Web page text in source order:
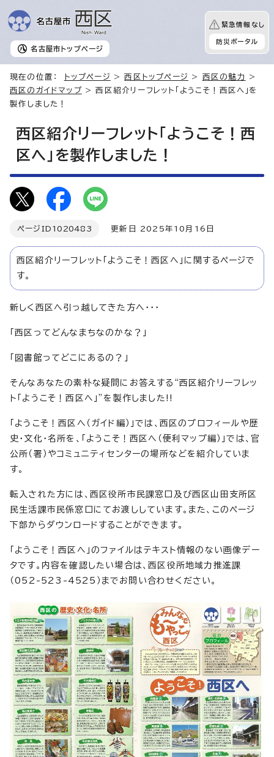
名古屋市 トップページ
緊急情報なし
防災ポータル
現在の位置： トップページ >西区トップページ > 西区の魅力
>
西区のガイドマップ > 西区紹介リーフレット「ようこそ！西区へ」を
製作しました！
西区紹介リーフレット「ようこそ！西
区へ」を製作しました！
ページID 1020483 更新日 2025年10月16日
西区紹介リーフレット「ようこそ！西区へ」に関するページで
す。
新しく西区へ引っ越してきた方へ・・・
「西区ってどんなまちなのかな？」
「図書館ってどこにあるの？」
そんなあなたの素朴な疑問にお答えする“西区紹介リーフレッ
ト「ようこそ！西区へ」”を製作しました!!
「ようこそ！西区へ（ガイド編）」では、西区のプロフィールや歴
史・文化・名所を、「ようこそ！西区へ（便利マップ編）」では、官
公所（署）やコミュニティセンターの場所などを紹介していま
す。
転入された方には、西区役所市民課窓口及び西区山田支所区
民生活課市民係窓口にてお渡ししています。また、このページ
下部からダウンロードすることができます。
「ようこそ！西区へ」のファイルはテキスト情報のない画像デー
タです。内容を確認したい場合は、西区役所地域力推進課
（052-523-4525）までお問い合わせください。